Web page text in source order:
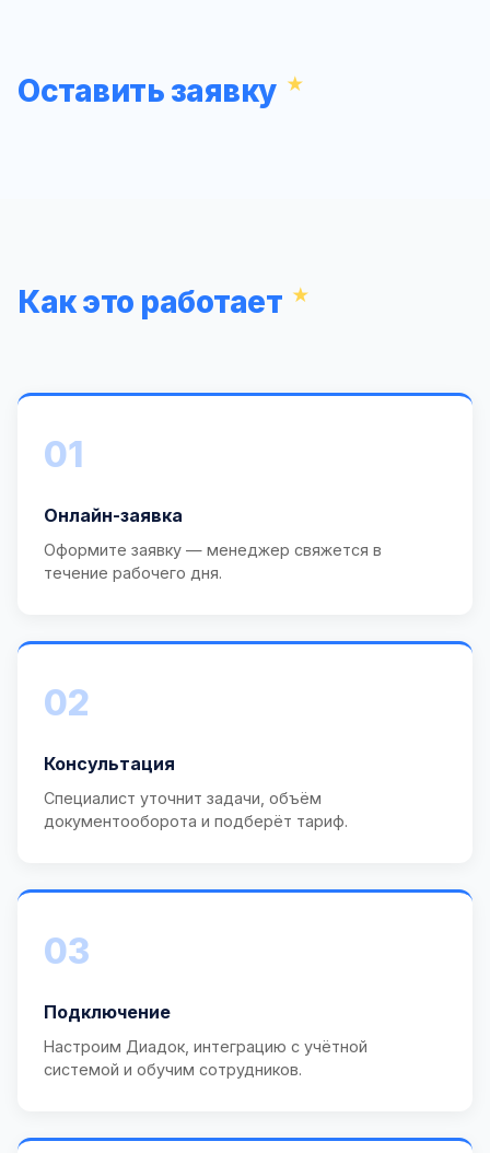
Оставить заявку
Как это работает
01
Онлайн-заявка
Оформите заявку — менеджер свяжется в
течение рабочего дня.
02
Консультация
Специалист уточнит задачи, объём
документооборота и подберёт тариф.
03
Подключение
Настроим Диадок, интеграцию с учётной
системой и обучим сотрудников.